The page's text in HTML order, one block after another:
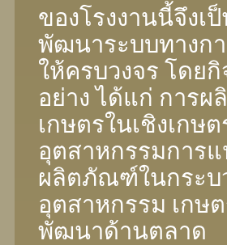
ของโรงงานนี้จึงเ
พัฒนาระบบทางก
ให้ครบวงจร โดย
อย่าง ได้แก่ การผ
เกษตรในเชิงเกษต
อุตสาหกรรมการแ
ผลิตภัณฑ์ในกระบ
อุตสาหกรรม เกษ
พัฒนาด้านตลาด